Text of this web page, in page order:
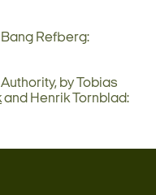
Refberg:
by Tobias
and Henrik Tornblad: